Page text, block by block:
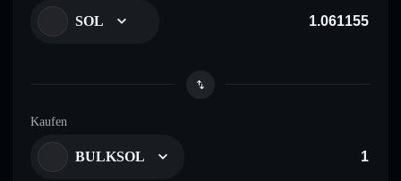
SOL
Kaufen
BULKSOL